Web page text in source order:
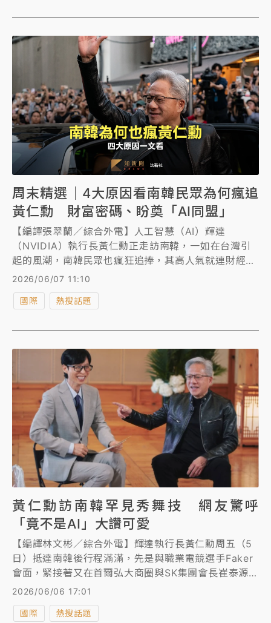
周末精選｜4大原因看南韓民眾為何瘋追
黃仁勳 財富密碼、盼奠「AI同盟」
【編譯張翠蘭／綜合外電】人工智慧（AI）輝達
（NVIDIA）執行長黃仁勳正走訪南韓，一如在台灣引
起的風潮，南韓民眾也瘋狂追捧，其高人氣就連財經權
威媒體彭博也稱黃仁勳更像是搖滾明星而非科技高層。
了「巨星」魅力、親民的行銷手法，還有他牽動南韓AI
2026/06/07 11:10
國際 熱搜話題
黃仁勳訪南韓罕見秀舞技 網友驚呼
「竟不是AI」大讚可愛
【編譯林文彬／綜合外電】輝達執行長黃仁勳周五（5
日）抵達南韓後行程滿滿，先是與職業電競選手Faker
會面，緊接著又在首爾弘大商圈與SK集團會長崔泰源等
企業領袖共進晚餐，周六則參加錄製南韓熱門綜藝脫口
秀「You Quiz on the Block」。根據You Quiz on
the Block官方帳號上傳的影片，黃仁勳竟然在錄節目
2026/06/06 17:01
國際 熱搜話題